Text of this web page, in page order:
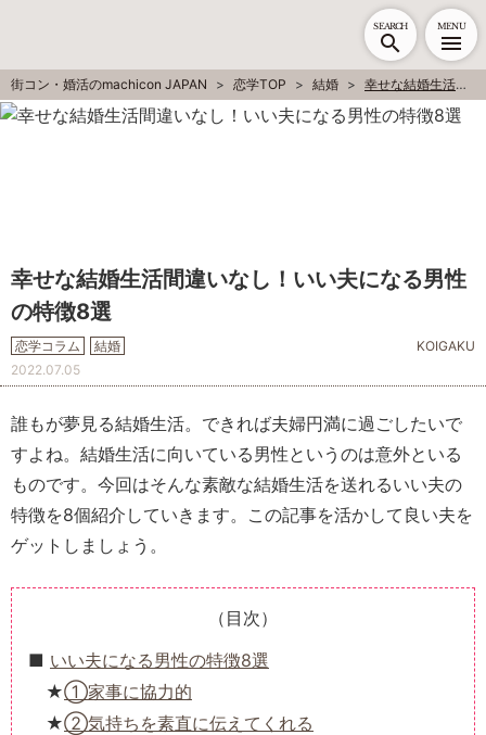
SEARCH MENU
街コン・婚活のmachicon JAPAN 恋学TOP 結婚 幸せな結婚生活間違いなし！いい夫になる男性の特徴8選
幸せな結婚生活間違いなし！いい夫になる男性
の特徴8選
恋学コラム 結婚
KOIGAKU
2022.07.05
誰もが夢見る結婚生活。できれば夫婦円満に過ごしたいで
すよね。結婚生活に向いている男性というのは意外といる
ものです。今回はそんな素敵な結婚生活を送れるいい夫の
特徴を8個紹介していきます。この記事を活かして良い夫を
ゲットしましょう。
（目次）
いい夫になる男性の特徴8選
①家事に協力的
②気持ちを素直に伝えてくれる